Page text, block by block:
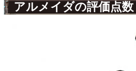
アルメイダの評価点数